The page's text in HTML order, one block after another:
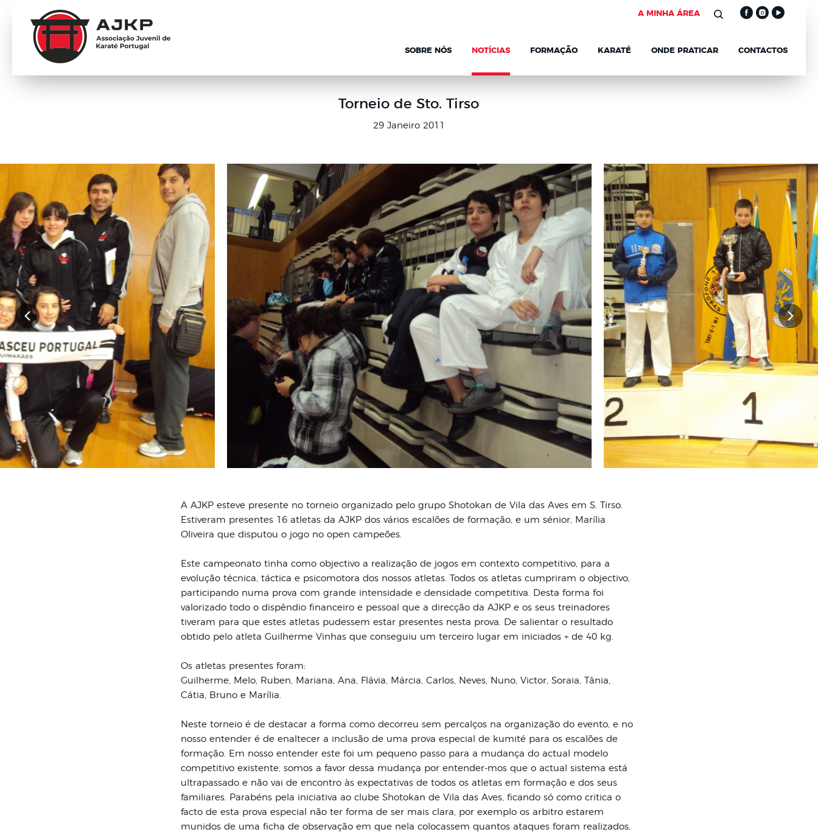
A MINHA ÁREA
SOBRE NÓS NOTÍCIAS FORMAÇÃO KARATÉ ONDE PRATICAR CONTACTOS
Torneio de Sto. Tirso
29 Janeiro 2011
A AJKP esteve presente no torneio organizado pelo grupo Shotokan de Vila das Aves em S. Tirso.
Estiveram presentes 16 atletas da AJKP dos vários escalões de formação, e um sénior, Marília
Oliveira que disputou o jogo no open campeões.
Este campeonato tinha como objectivo a realização de jogos em contexto competitivo, para a
evolução técnica, táctica e psicomotora dos nossos atletas. Todos os atletas cumpriram o objectivo,
participando numa prova com grande intensidade e densidade competitiva. Desta forma foi
valorizado todo o dispêndio financeiro e pessoal que a direcção da AJKP e os seus treinadores
tiveram para que estes atletas pudessem estar presentes nesta prova. De salientar o resultado
obtido pelo atleta Guilherme Vinhas que conseguiu um terceiro lugar em iniciados + de 40 kg.
Os atletas presentes foram:
Guilherme, Melo, Ruben, Mariana, Ana, Flávia, Márcia, Carlos, Neves, Nuno, Victor, Soraia, Tânia,
Cátia, Bruno e Marília.
Neste torneio é de destacar a forma como decorreu sem percalços na organização do evento, e no
nosso entender é de enaltecer a inclusão de uma prova especial de kumité para os escalões de
formação. Em nosso entender este foi um pequeno passo para a mudança do actual modelo
competitivo existente, somos a favor dessa mudança por entender-mos que o actual sistema está
ultrapassado e não vai de encontro às expectativas de todos os atletas em formação e dos seus
familiares. Parabéns pela iniciativa ao clube Shotokan de Vila das Aves, ficando só como critica o
facto de esta prova especial não ter forma de ser mais clara, por exemplo os arbitro estarem
munidos de uma ficha de observação em que nela colocassem quantos ataques foram realizados,